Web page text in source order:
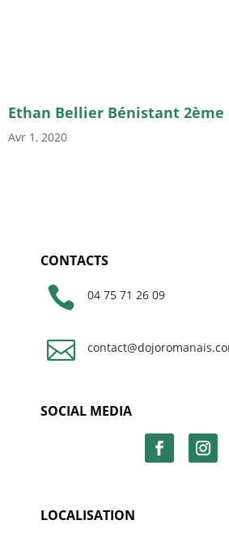
Ethan Bellier Bénistant 2ème
Avr 1, 2020
CONTACTS
 04 75 71 26 09

SOCIAL MEDIA
LOCALISATION